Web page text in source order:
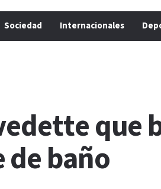
Sociedad Internacionales
baño